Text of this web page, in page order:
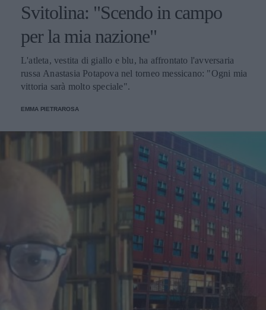
Svitolina: "Scendo in campo
per la mia nazione"
L'atleta, vestita di giallo e blu, ha affrontato l'avversaria
russa Anastasia Potapova nel torneo messicano: "Ogni mia
vittoria sarà molto speciale".
EMMA PIETRAROSA